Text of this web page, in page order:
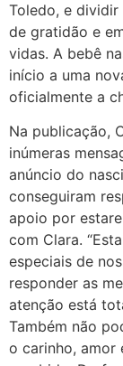
Toledo, e dividir
de gratidão e
vidas. A bebê
início a uma
oficialmente a
Na publicação,
inúmeras
anúncio do
conseguiram
apoio por
com Clara.
especiais de
responder as
atenção está
Também não
o carinho, amor